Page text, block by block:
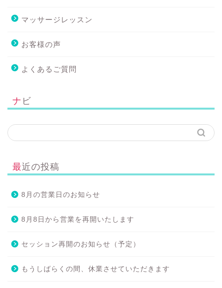
マッサージレッスン
お客様の声
よくあるご質問
ナビ
最近の投稿
8月の営業日のお知らせ
8月8日から営業を再開いたします
セッション再開のお知らせ（予定）
もうしばらくの間、休業させていただきます